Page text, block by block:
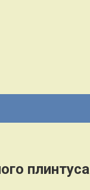
плинтуса